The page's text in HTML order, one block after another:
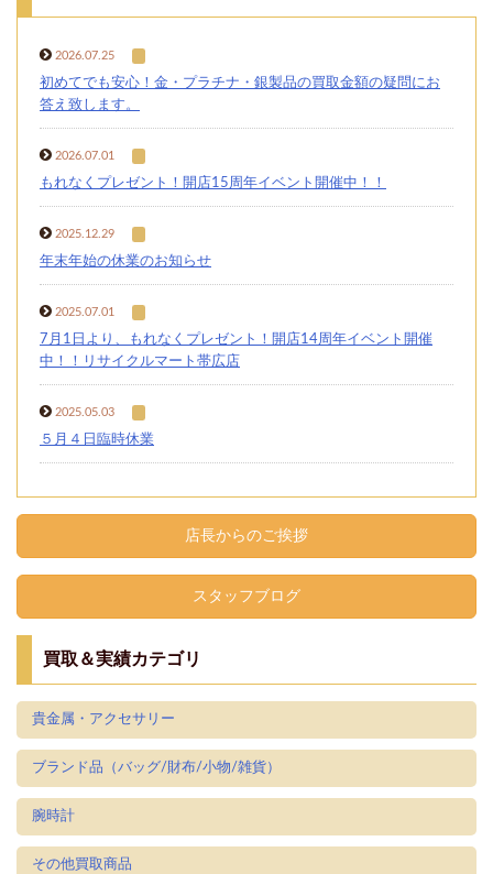
2026.07.25
初めてでも安心！金・プラチナ・銀製品の買取金額の疑問にお
答え致します。
2026.07.01
もれなくプレゼント！開店15周年イベント開催中！！
2025.12.29
年末年始の休業のお知らせ
2025.07.01
7月1日より、もれなくプレゼント！開店14周年イベント開催
中！！リサイクルマート帯広店
2025.05.03
５月４日臨時休業
店長からのご挨拶
スタッフブログ
買取＆実績カテゴリ
貴金属・アクセサリー
ブランド品（バッグ/財布/小物/雑貨）
腕時計
その他買取商品